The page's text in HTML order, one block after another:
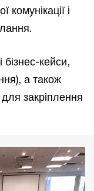
і
кейси,
а також
закріплення